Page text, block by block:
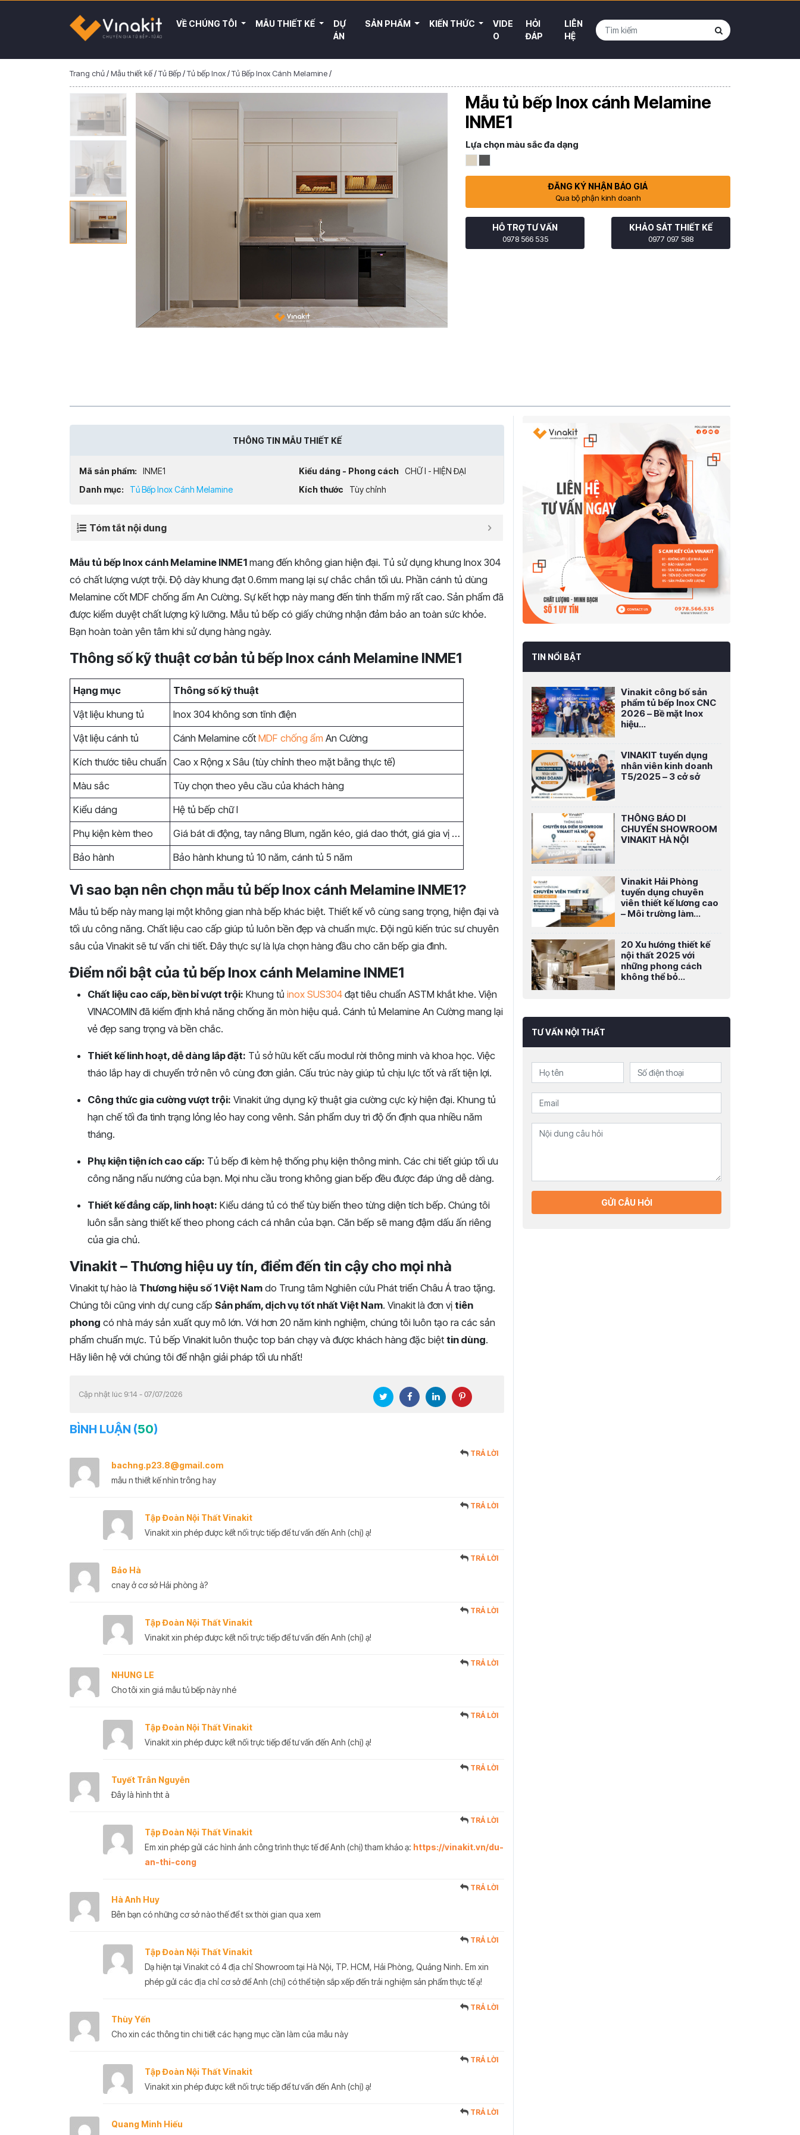
VỀ CHÚNG TÔI MẪU THIẾT KẾ
DỰ
ÁN
SẢN PHẨM KIẾN THỨC
VIDE
O
HỎI
ĐÁP
LIÊN
HỆ
Trang chủ/Mẫu thiết kế/Tủ Bếp/Tủ bếp Inox/Tủ Bếp Inox Cánh Melamine/
Mẫu tủ bếp Inox cánh Melamine
INME1
Lựa chọn màu sắc đa dạng
ĐĂNG KÝ NHẬN BÁO GIÁ
Qua bộ phận kinh doanh
HỖ TRỢ TƯ VẤN
0978 566 535
KHẢO SÁT THIẾT KẾ
0977 097 588
THÔNG TIN MẪU THIẾT KẾ
Mã sản phẩm: INME1 Kiểu dáng - Phong cách CHỮ I - HIỆN ĐẠI
Danh mục:
Tủ Bếp Inox Cánh Melamine Kích thước Tùy chỉnh
Tóm tắt nội dung
Mẫu tủ bếp Inox cánh Melamine INME1 mang đến không gian hiện đại. Tủ sử dụng khung Inox 304
có chất lượng vượt trội. Độ dày khung đạt 0.6mm mang lại sự chắc chắn tối ưu. Phần cánh tủ dùng
Melamine cốt MDF chống ẩm An Cường. Sự kết hợp này mang đến tính thẩm mỹ rất cao. Sản phẩm đã
được kiểm duyệt chất lượng kỹ lưỡng. Mẫu tủ bếp có giấy chứng nhận đảm bảo an toàn sức khỏe.
Bạn hoàn toàn yên tâm khi sử dụng hàng ngày.
Thông số kỹ thuật cơ bản tủ bếp Inox cánh Melamine INME1
Hạng mục
Thông số kỹ thuật
Vật liệu khung tủ
Inox 304 không sơn tĩnh điện
Vật liệu cánh tủ
Cánh Melamine cốt MDF chống ẩm An Cường
Kích thước tiêu chuẩn Cao x Rộng x Sâu (tùy chỉnh theo mặt bằng thực tế)
Màu sắc
Tùy chọn theo yêu cầu của khách hàng
Kiểu dáng
Hệ tủ bếp chữ I
Phụ kiện kèm theo
Giá bát di động, tay nâng Blum, ngăn kéo, giá dao thớt, giá gia vị …
Bảo hành
Bảo hành khung tủ 10 năm, cánh tủ 5 năm
Vì sao bạn nên chọn mẫu tủ bếp Inox cánh Melamine INME1?
Mẫu tủ bếp này mang lại một không gian nhà bếp khác biệt. Thiết kế vô cùng sang trọng, hiện đại và
tối ưu công năng. Chất liệu cao cấp giúp tủ luôn bền đẹp và chuẩn mực. Đội ngũ kiến trúc sư chuyên
sâu của Vinakit sẽ tư vấn chi tiết. Đây thực sự là lựa chọn hàng đầu cho căn bếp gia đình.
Điểm nổi bật của tủ bếp Inox cánh Melamine INME1
Chất liệu cao cấp, bền bỉ vượt trội: Khung tủ inox SUS304 đạt tiêu chuẩn ASTM khắt khe. Viện
VINACOMIN đã kiểm định khả năng chống ăn mòn hiệu quả. Cánh tủ Melamine An Cường mang lại
vẻ đẹp sang trọng và bền chắc.
Thiết kế linh hoạt, dễ dàng lắp đặt: Tủ sở hữu kết cấu modul rời thông minh và khoa học. Việc
tháo lắp hay di chuyển trở nên vô cùng đơn giản. Cấu trúc này giúp tủ chịu lực tốt và rất tiện lợi.
Công thức gia cường vượt trội: Vinakit ứng dụng kỹ thuật gia cường cực kỳ hiện đại. Khung tủ
hạn chế tối đa tình trạng lỏng lẻo hay cong vênh. Sản phẩm duy trì độ ổn định qua nhiều năm
tháng.
Phụ kiện tiện ích cao cấp: Tủ bếp đi kèm hệ thống phụ kiện thông minh. Các chi tiết giúp tối ưu
công năng nấu nướng của bạn. Mọi nhu cầu trong không gian bếp đều được đáp ứng dễ dàng.
Thiết kế đẳng cấp, linh hoạt: Kiểu dáng tủ có thể tùy biến theo từng diện tích bếp. Chúng tôi
luôn sẵn sàng thiết kế theo phong cách cá nhân của bạn. Căn bếp sẽ mang đậm dấu ấn riêng
của gia chủ.
Vinakit – Thương hiệu uy tín, điểm đến tin cậy cho mọi nhà
Vinakit tự hào là Thương hiệu số 1 Việt Nam do Trung tâm Nghiên cứu Phát triển Châu Á trao tặng.
Chúng tôi cũng vinh dự cung cấp Sản phẩm, dịch vụ tốt nhất Việt Nam. Vinakit là đơn vị tiên
phong có nhà máy sản xuất quy mô lớn. Với hơn 20 năm kinh nghiệm, chúng tôi luôn tạo ra các sản
phẩm chuẩn mực. Tủ bếp Vinakit luôn thuộc top bán chạy và được khách hàng đặc biệt tin dùng.
Hãy liên hệ với chúng tôi để nhận giải pháp tối ưu nhất!
Cập nhật lúc 9:14 - 07/07/2026
BÌNH LUẬN (50)
bachng.p23.8@gmail.com
TRẢ LỜI
mẫu n thiết kế nhìn trông hay
Tập Đoàn Nội Thất Vinakit
TRẢ LỜI
Vinakit xin phép được kết nối trực tiếp để tư vấn đến Anh (chị) ạ!
Bảo Hà
TRẢ LỜI
cnay ở cơ sở Hải phòng à?
Tập Đoàn Nội Thất Vinakit
TRẢ LỜI
Vinakit xin phép được kết nối trực tiếp để tư vấn đến Anh (chị) ạ!
NHUNG LE
TRẢ LỜI
Cho tôi xin giá mẫu tủ bếp này nhé
Tập Đoàn Nội Thất Vinakit
TRẢ LỜI
Vinakit xin phép được kết nối trực tiếp để tư vấn đến Anh (chị) ạ!
Tuyết Trân Nguyễn
TRẢ LỜI
Đây là hình tht à
Tập Đoàn Nội Thất Vinakit
TRẢ LỜI
Em xin phép gửi các hình ảnh công trình thực tế để Anh (chị) tham khảo ạ: https://vinakit.vn/du-
an-thi-cong
Hà Anh Huy
TRẢ LỜI
Bên bạn có những cơ sở nào thế để t sx thời gian qua xem
Tập Đoàn Nội Thất Vinakit
TRẢ LỜI
Dạ hiện tại Vinakit có 4 địa chỉ Showroom tại Hà Nội, TP. HCM, Hải Phòng, Quảng Ninh. Em xin
phép gửi các địa chỉ cơ sở để Anh (chị) có thể tiện sắp xếp đến trải nghiệm sản phẩm thực tế ạ!
Thùy Yến
TRẢ LỜI
Cho xin các thông tin chi tiết các hạng mục cần làm của mẫu này
Tập Đoàn Nội Thất Vinakit
TRẢ LỜI
Vinakit xin phép được kết nối trực tiếp để tư vấn đến Anh (chị) ạ!
Quang Minh Hiếu
TRẢ LỜI
TIN NỔI BẬT
Vinakit công bố sản
phẩm tủ bếp Inox CNC
2026 – Bề mặt Inox
hiệu...
VINAKIT tuyển dụng
nhân viên kinh doanh
T5/2025 – 3 cở sở
THÔNG BÁO DI
CHUYỂN SHOWROOM
VINAKIT HÀ NỘI
Vinakit Hải Phòng
tuyển dụng chuyên
viên thiết kế lương cao
– Môi trường làm...
20 Xu hướng thiết kế
nội thất 2025 với
những phong cách
không thể bỏ...
TƯ VẤN NỘI THẤT
GỬI CÂU HỎI